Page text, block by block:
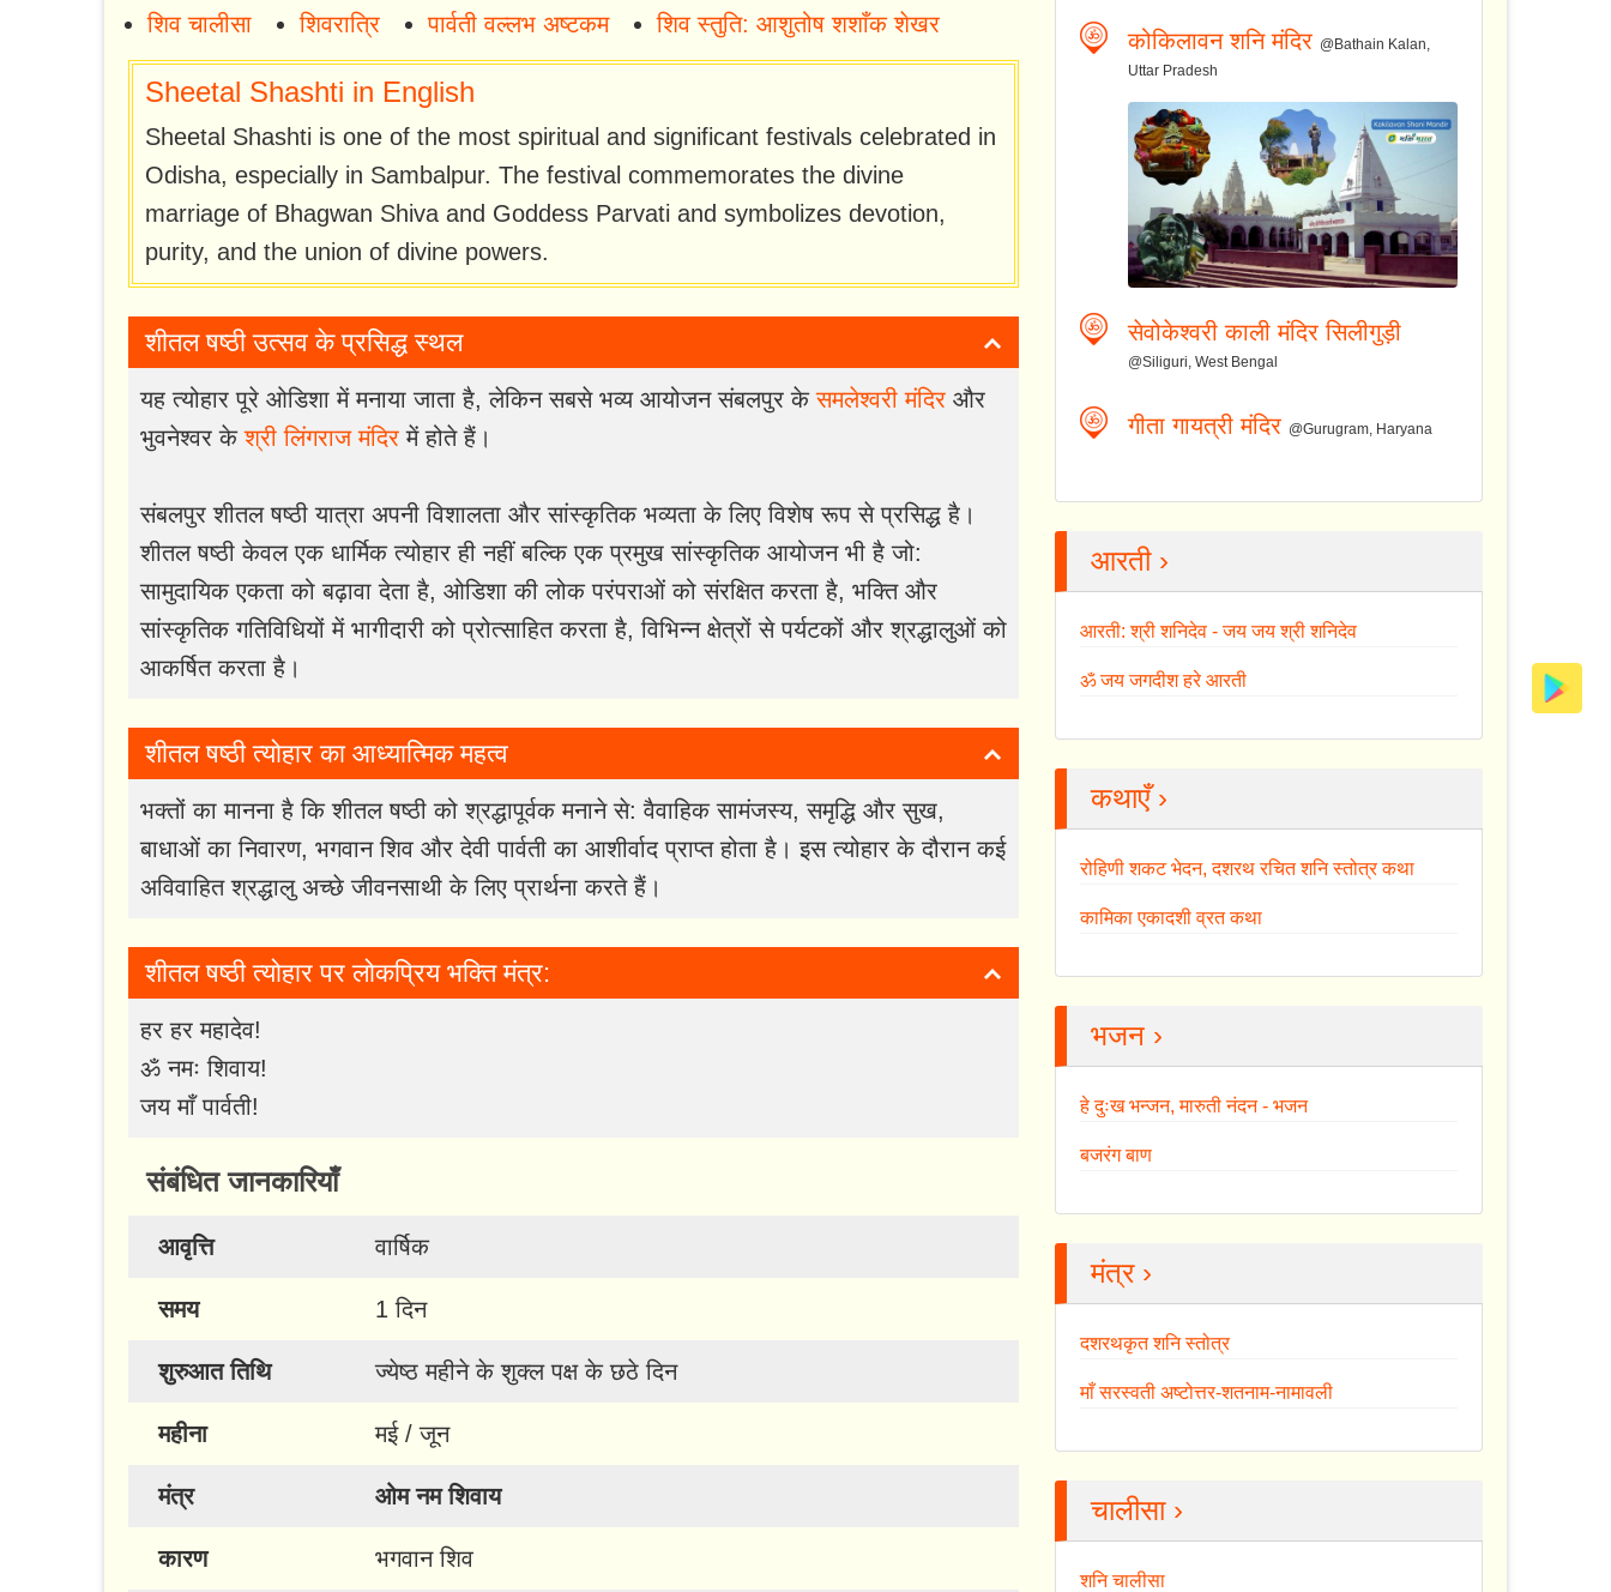
शिव चालीसा शिवरात्रि पार्वती वल्लभ अष्टकम शिव स्तुति: आशुतोष शशाँक शेखर
Sheetal Shashti in English
Sheetal Shashti is one of the most spiritual and significant festivals celebrated in
Odisha, especially in Sambalpur. The festival commemorates the divine
marriage of Bhagwan Shiva and Goddess Parvati and symbolizes devotion,
purity, and the union of divine powers.
शीतल षष्ठी उत्सव के प्रसिद्ध स्थल
यह त्योहार पूरे ओडिशा में मनाया जाता है, लेकिन सबसे भव्य आयोजन संबलपुर केसमलेश्वरी मंदिर और
भुवनेश्वर केश्री लिंगराज मंदिर में होते हैं।
संबलपुर शीतल षष्ठी यात्रा अपनी विशालता और सांस्कृतिक भव्यता के लिए विशेष रूप से प्रसिद्ध है।
शीतल षष्ठी केवल एक धार्मिक त्योहार ही नहीं बल्कि एक प्रमुख सांस्कृतिक आयोजन भी है जो:
सामुदायिक एकता को बढ़ावा देता है, ओडिशा की लोक परंपराओं को संरक्षित करता है, भक्ति और
सांस्कृतिक गतिविधियों में भागीदारी को प्रोत्साहित करता है, विभिन्न क्षेत्रों से पर्यटकों और श्रद्धालुओं को
आकर्षित करता है।
शीतल षष्ठी त्योहार का आध्यात्मिक महत्व
भक्तों का मानना ​​है कि शीतल षष्ठी को श्रद्धापूर्वक मनाने से: वैवाहिक सामंजस्य, समृद्धि और सुख,
बाधाओं का निवारण, भगवान शिव और देवी पार्वती का आशीर्वाद प्राप्त होता है। इस त्योहार के दौरान कई
अविवाहित श्रद्धालु अच्छे जीवनसाथी के लिए प्रार्थना करते हैं।
शीतल षष्ठी त्योहार पर लोकप्रिय भक्ति मंत्र:
हर हर महादेव!
ॐ नमः शिवाय!
जय माँ पार्वती!
संबंधित जानकारियाँ
आवृत्ति वार्षिक
समय 1 दिन
शुरुआत तिथि ज्येष्ठ महीने के शुक्ल पक्ष के छठे दिन
महीना मई / जून
मंत्र ओम नम शिवाय
कारण भगवान शिव
कोकिलावन शनि मंदिर @Bathain Kalan,
Uttar Pradesh
सेवोकेश्वरी काली मंदिर सिलीगुड़ी
@Siliguri, West Bengal
गीता गायत्री मंदिर @Gurugram, Haryana
आरती ›
आरती: श्री शनिदेव - जय जय श्री शनिदेव
ॐ जय जगदीश हरे आरती
कथाएँ ›
रोहिणी शकट भेदन, दशरथ रचित शनि स्तोत्र कथा
कामिका एकादशी व्रत कथा
भजन ›
हे दुःख भन्जन, मारुती नंदन - भजन
बजरंग बाण
मंत्र ›
दशरथकृत शनि स्तोत्र
माँ सरस्वती अष्टोत्तर-शतनाम-नामावली
चालीसा ›
शनि चालीसा